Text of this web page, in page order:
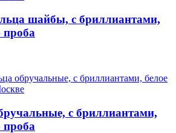
шайбы, с бриллиантами,
проба
с бриллиантами,
проба